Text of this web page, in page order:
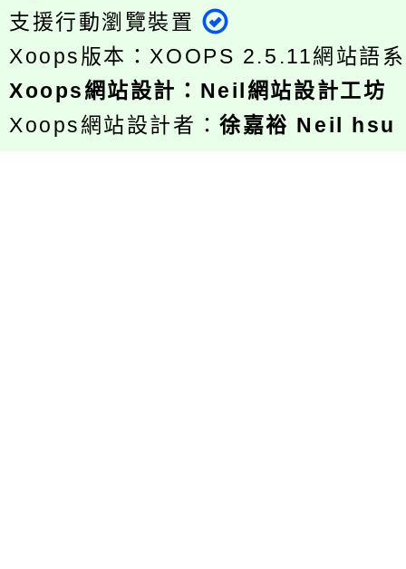
支援行動瀏覽裝置
Xoops版本：XOOPS 2.5.11網站語
Xoops網站設計 ： Neil網站設計工坊
Xoops網站設計者：徐嘉裕 Neil hsu